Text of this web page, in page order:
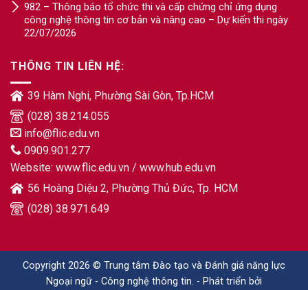
982 – Thông báo tổ chức thi và cấp chứng chỉ ứng dụng
công nghệ thông tin cơ bản và nâng cao – Dự kiến thi ngày
22/07/2026
THÔNG TIN LIÊN HỆ:
39 Hàm Nghi, Phường Sài Gòn, Tp.HCM
(028) 38.214.055
info@flic.edu.vn
0909.901.277
Website: www.flic.edu.vn / www.hub.edu.vn
56 Hoàng Diệu 2, Phường Thủ Đức, Tp. HCM
(028) 38.971.649
Copyright 2026 © Trung tâm Đào tạo và Đánh giá năng lực
Ngoại ngữ - Công nghệ thông tin. - Phát triển bởi